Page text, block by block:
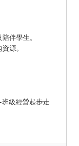
伴學生。
源。
級經營起步走